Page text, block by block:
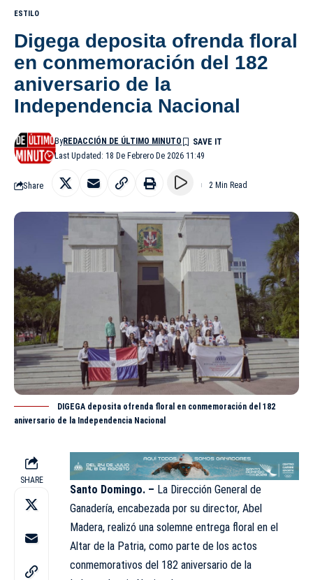
ESTILO
Digega deposita ofrenda floral
en conmemoración del 182
aniversario de la
Independencia Nacional
Last Updated: 18 De Febrero De 2026 11:49
ByREDACCIÓN DE ÚLTIMO MINUTO
Share 2 Min Read
DIGEGA deposita ofrenda floral en conmemoración del 182
aniversario de la Independencia Nacional
SHARE
Santo Domingo. – La Dirección General de
Ganadería, encabezada por su director, Abel
Madera, realizó una solemne entrega floral en el
Altar de la Patria, como parte de los actos
conmemorativos del 182 aniversario de la